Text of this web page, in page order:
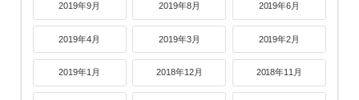
2019年9月 2019年8月 2019年6月
2019年4月 2019年3月 2019年2月
2019年1月 2018年12月 2018年11月